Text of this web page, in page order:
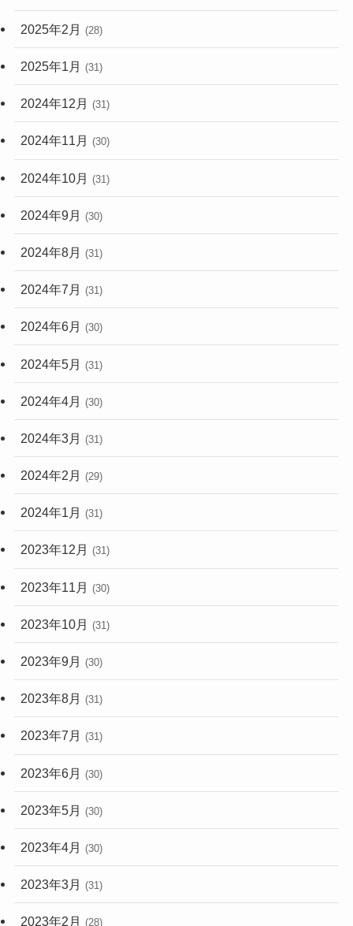
2025年2月 (28)
2025年1月 (31)
2024年12月 (31)
2024年11月 (30)
2024年10月 (31)
2024年9月 (30)
2024年8月 (31)
2024年7月 (31)
2024年6月 (30)
2024年5月 (31)
2024年4月 (30)
2024年3月 (31)
2024年2月 (29)
2024年1月 (31)
2023年12月 (31)
2023年11月 (30)
2023年10月 (31)
2023年9月 (30)
2023年8月 (31)
2023年7月 (31)
2023年6月 (30)
2023年5月 (30)
2023年4月 (30)
2023年3月 (31)
2023年2月 (28)